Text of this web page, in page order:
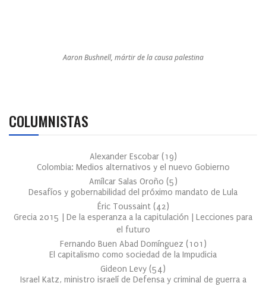
Aaron Bushnell, mártir de la causa palestina
COLUMNISTAS
Alexander Escobar (19)
Colombia: Medios alternativos y el nuevo Gobierno
Amílcar Salas Oroño (5)
Desafíos y gobernabilidad del próximo mandato de Lula
Éric Toussaint (42)
Grecia 2015 | De la esperanza a la capitulación | Lecciones para
el futuro
Fernando Buen Abad Domínguez (101 )
El capitalismo como sociedad de la Impudicia
Gideon Levy (54)
Israel Katz, ministro israelí de Defensa y criminal de guerra a